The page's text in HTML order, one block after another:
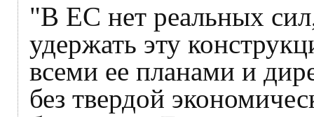
"В ЕС нет реальных
удержать эту
всеми ее планами и
без твердой